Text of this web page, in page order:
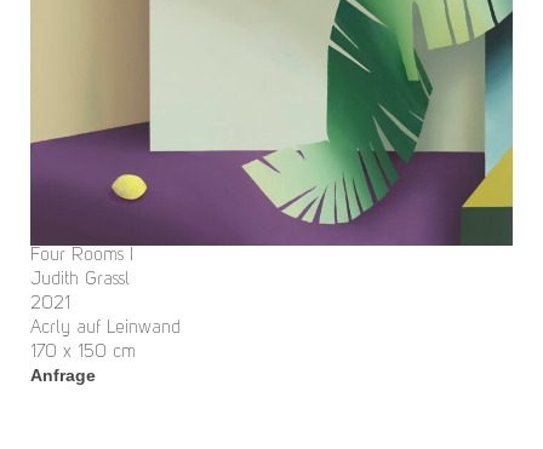
Four Rooms I
Judith Grassl
2021
Acrly auf Leinwand
170 x 150 cm
Anfrage